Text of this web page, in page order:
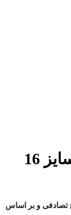
قالب کاغذی سرخ کن سایز 16
بر اساس